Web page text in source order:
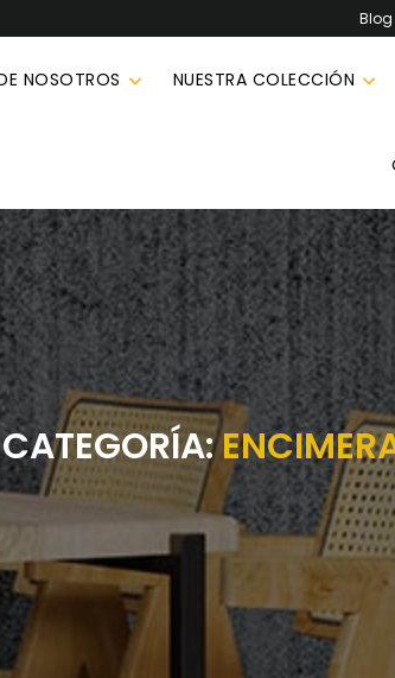
Blog
NOSOTROS NUESTRA COLECCIÓN
CATEGORÍA: